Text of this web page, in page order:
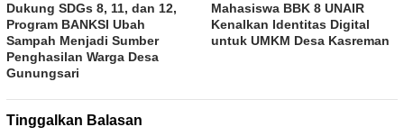
Dukung SDGs 8, 11, dan 12,
Program BANKSI Ubah
Sampah Menjadi Sumber
Penghasilan Warga Desa
Gunungsari
Mahasiswa BBK 8 UNAIR
Kenalkan Identitas Digital
untuk UMKM Desa Kasreman
Tinggalkan Balasan